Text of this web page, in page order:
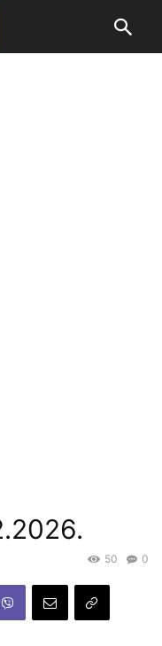
0
50